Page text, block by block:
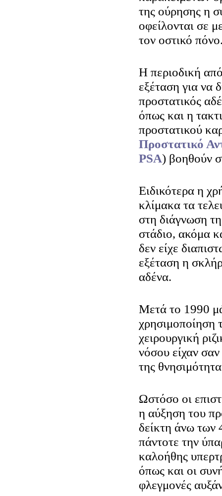
της ούρησης η
οφείλονται σε
τον οστικό
Η περιοδική
εξέταση για να
προστατικός
όπως και η
προστατικού
Προστατικό
PSA) βοηθούν
Ειδικότερα η
κλίμακα τα
στη διάγνωση
στάδιο, ακόμα
δεν είχε
εξέταση η
αδένα.
Μετά το 1990
χρησιμοποίηση
χειρουργική
νόσου είχαν
της
Ωστόσο οι
η αύξηση του
δείκτη άνω των
πάντοτε την
καλοήθης
όπως και οι
φλεγμονές